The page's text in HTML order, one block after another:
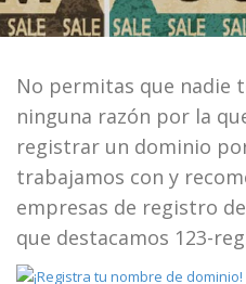
No permitas que nadie
ninguna razón por la
registrar un dominio
trabajamos con y
empresas de registro
que destacamos 123-